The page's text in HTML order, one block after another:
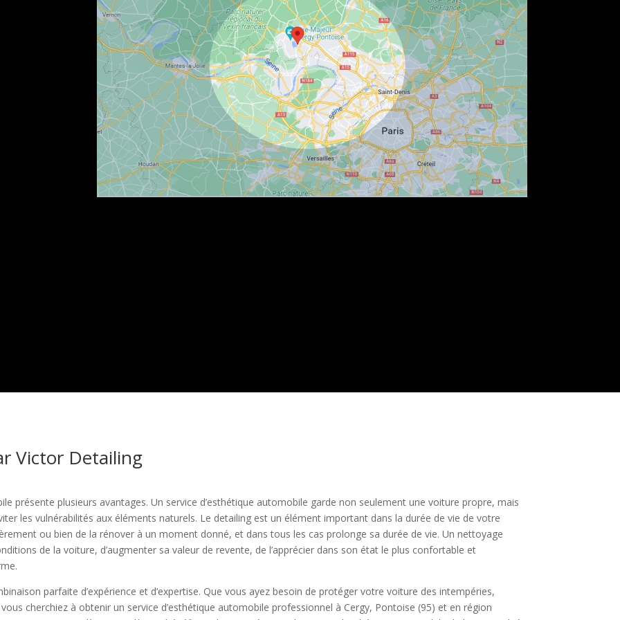
Victor Detailing
présente plusieurs avantages. Un service d’esthétique automobile garde non seulement une voiture propre, mais
les vulnérabilités aux éléments naturels. Le detailing est un élément important dans la durée de vie de votre
ou bien de la rénover à un moment donné, et dans tous les cas prolonge sa durée de vie. Un nettoyage
de la voiture, d’augmenter sa valeur de revente, de l’apprécier dans son état le plus confortable et
parfaite d’expérience et d’expertise. Que vous ayez besoin de protéger votre voiture des intempéries,
cherchiez à obtenir un service d’esthétique automobile professionnel à Cergy, Pontoise (95) et en région